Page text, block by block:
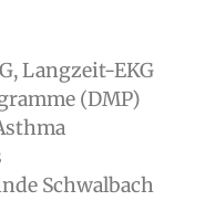
Langzeit-EKG
(DMP)
Schwalbach